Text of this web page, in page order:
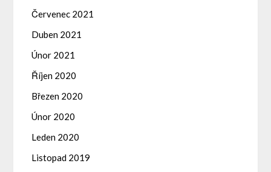
Červenec 2021
Duben 2021
Únor 2021
Říjen 2020
Březen 2020
Únor 2020
Leden 2020
Listopad 2019